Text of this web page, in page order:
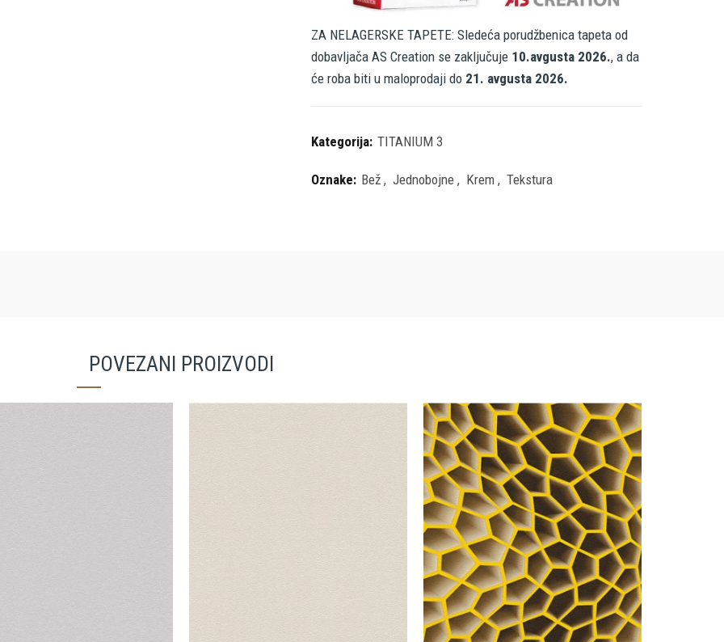
ZA NELAGERSKE TAPETE: Sledeća porudžbenica tapeta od
dobavljača AS Creation se zaključuje 10.avgusta 2026., a da
će roba biti u maloprodaji do 21. avgusta 2026.
Kategorija: TITANIUM 3
Oznake: Bež , Jednobojne , Krem , Tekstura
POVEZANI PROIZVODI